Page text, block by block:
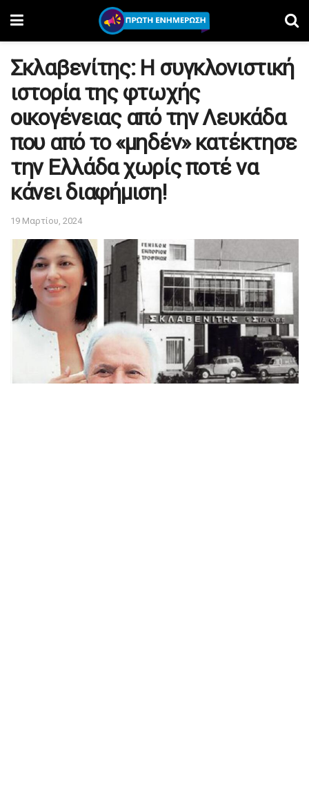
Σκλαβενίτης: Η συγκλονιστική
ιστορία της φτωχής
οικογένειας από την Λευκάδα
που από το «μηδέν» κατέκτησε
την Ελλάδα χωρίς ποτέ να
κάνει διαφήμιση!
19 Μαρτίου, 2024